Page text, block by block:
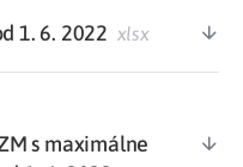
1. 6. 2022 xlsx
s maximálne